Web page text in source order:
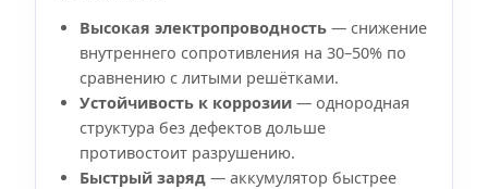
Высокая электропроводность — снижение
внутреннего сопротивления на 30–50% по
сравнению с литыми решётками.
Устойчивость к коррозии — однородная
структура без дефектов дольше
противостоит разрушению.
Быстрый заряд — аккумулятор быстрее